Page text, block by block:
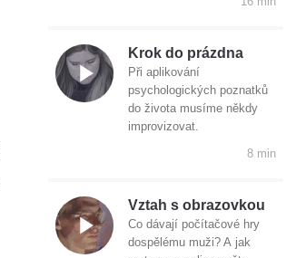
Krok do prázdna
Při aplikování
psychologických poznatků
do života musíme někdy
improvizovat.
8 min
Vztah s obrazovkou
Co dávají počítačové hry
dospělému muži? A jak